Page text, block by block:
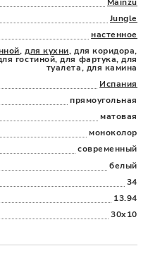
Jungle
настенное
,для кухни, для коридора,
гостиной, для фартука, для
туалета, для камина
Испания
прямоугольная
матовая
моноколор
современный
белый
34
13.94
30x10